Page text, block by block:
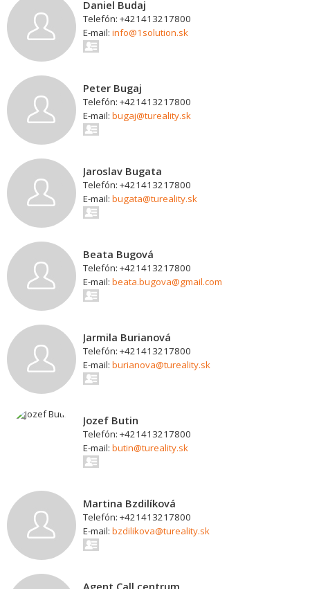
Daniel Budaj
Telefón: +421413217800
E-mail: info@1solution.sk
Peter Bugaj
Telefón: +421413217800
E-mail: bugaj@tureality.sk
Jaroslav Bugata
Telefón: +421413217800
E-mail: bugata@tureality.sk
Beata Bugová
Telefón: +421413217800
E-mail: beata.bugova@gmail.com
Jarmila Burianová
Telefón: +421413217800
E-mail: burianova@tureality.sk
Jozef Butin
Telefón: +421413217800
E-mail: butin@tureality.sk
Martina Bzdilíková
Telefón: +421413217800
E-mail: bzdilikova@tureality.sk
Agent Call centrum